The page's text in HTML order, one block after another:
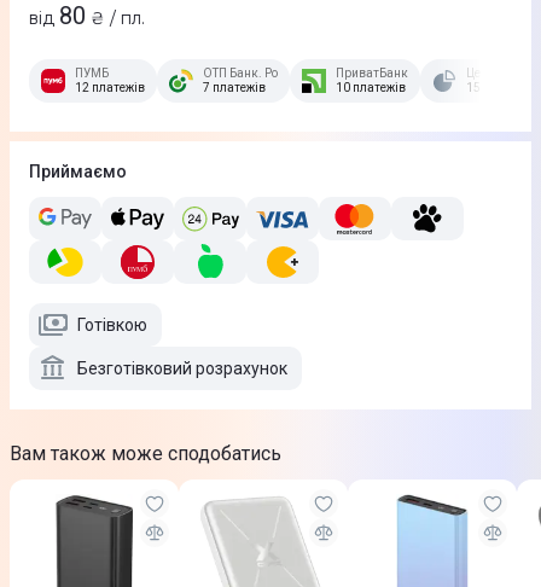
від 80 ₴ / пл.
ПУМБ
12 платежів
ОТП Банк. Розстрочка Скибочка.
7 платежів
ПриватБанк
10 платежів
15 платежів
Приймаємо
Готівкою
Безготівковий розрахунок
Вам також може сподобатись